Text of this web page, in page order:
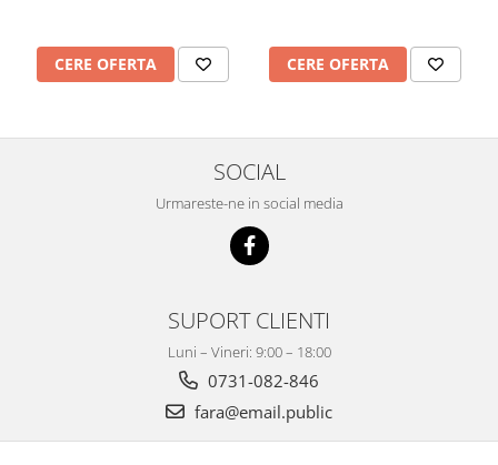
Banci Sali Clasa
Scaune Scolare
Catedre,Mese,Birouri
Mobilier Laboratoare
Materiale Didactice si Jocuri
CERE OFERTA CERE OFERTA
SOCIAL
Urmareste-ne in social media
SUPORT CLIENTI
Luni – Vineri: 9:00 – 18:00
0731-082-846
fara@email.public